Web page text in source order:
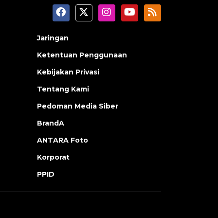
Jaringan
Ketentuan Penggunaan
Kebijakan Privasi
Tentang Kami
Pedoman Media Siber
BrandA
ANTARA Foto
Korporat
PPID